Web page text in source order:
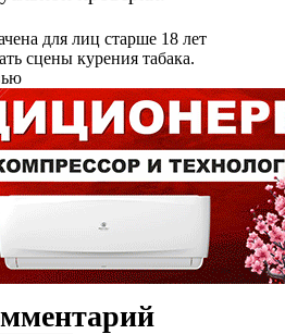
для лиц старше 18 лет
сцены курения табака.